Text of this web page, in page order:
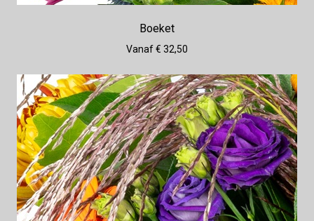
Boeket
Vanaf € 32,50